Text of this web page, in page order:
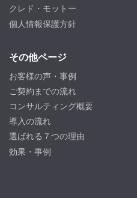
クレド・モットー
個人情報保護方針
その他ページ
お客様の声・事例
ご契約までの流れ
コンサルティング概要
導入の流れ
選ばれる７つの理由
効果・事例